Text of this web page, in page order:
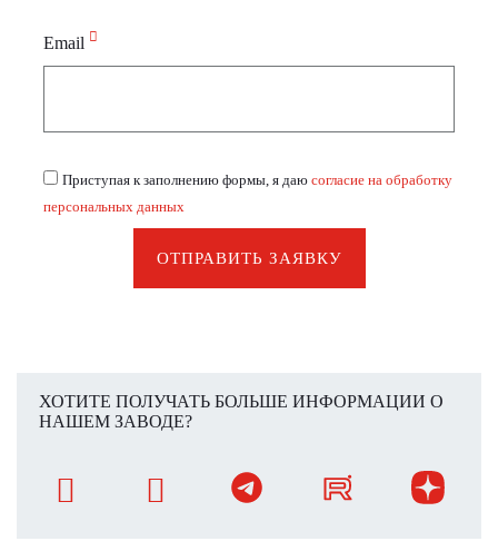
Email
Приступая к заполнению формы, я даю согласие на обработку
персональных данных
ОТПРАВИТЬ ЗАЯВКУ
ХОТИТЕ ПОЛУЧАТЬ БОЛЬШЕ ИНФОРМАЦИИ О
НАШЕМ ЗАВОДЕ?